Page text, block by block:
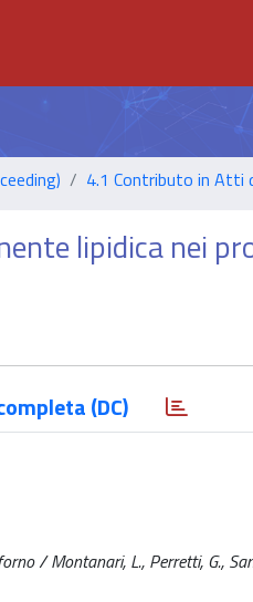
4.1 Contributo in Atti
lipidica nei
(DC)
/ Montanari, L., Perretti, G.,